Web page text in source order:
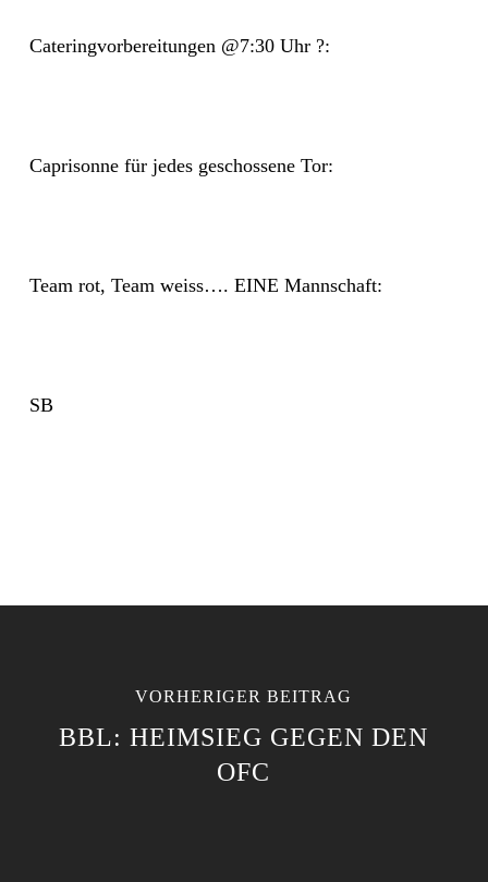
Cateringvorbereitungen @7:30 Uhr ?:
Caprisonne für jedes geschossene Tor:
Team rot, Team weiss…. EINE Mannschaft:
SB
VORHERIGER BEITRAG
BBL: HEIMSIEG GEGEN DEN
OFC